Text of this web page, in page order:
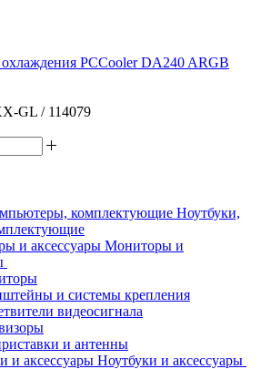
PCCooler DA240 ARGB
GL / 114079
Ноутбуки,
Мониторы и
и системы крепления
видеосигнала
и антенны
Ноутбуки и аксессуары